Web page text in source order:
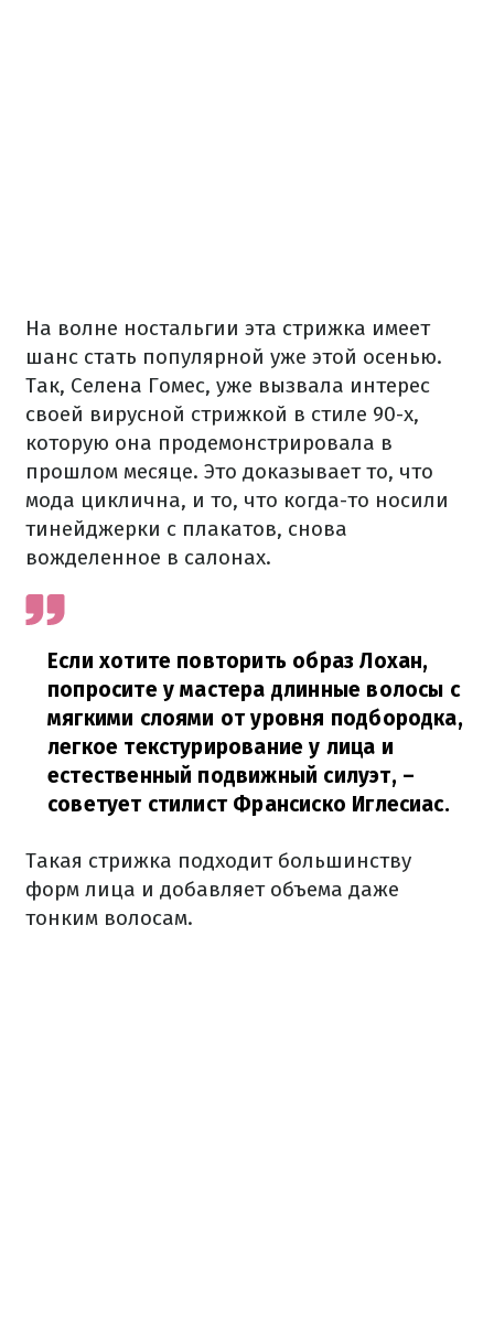
На волне ностальгии эта стрижка имеет
шанс стать популярной уже этой осенью.
Так, Селена Гомес, уже вызвала интерес
своей вирусной стрижкой в стиле 90-х,
которую она продемонстрировала в
прошлом месяце. Это доказывает то, что
мода циклична, и то, что когда-то носили
тинейджерки с плакатов, снова
вожделенное в салонах.
Если хотите повторить образ Лохан,
попросите у мастера длинные волосы с
мягкими слоями от уровня подбородка,
легкое текстурирование у лица и
естественный подвижный силуэт, –
советует стилист Франсиско Иглесиас.
Такая стрижка подходит большинству
форм лица и добавляет объема даже
тонким волосам.